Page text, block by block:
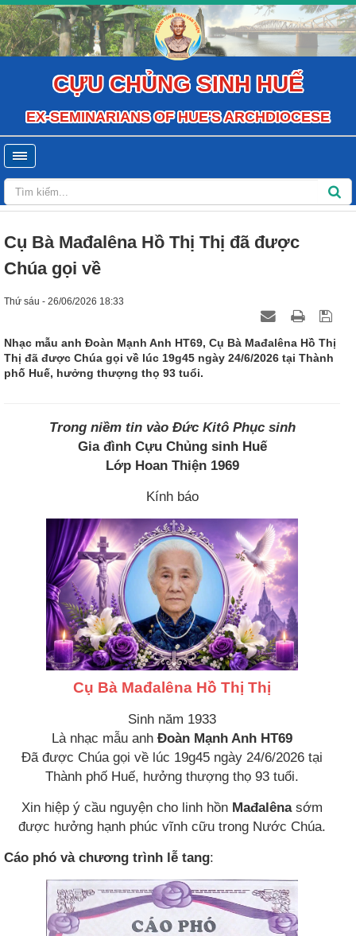
CỰU CHỦNG SINH HUẾ
EX-SEMINARIANS OF HUE'S ARCHDIOCESE
Cụ Bà Mađalêna Hồ Thị Thị đã được
Chúa gọi về
Thứ sáu - 26/06/2026 18:33
Nhạc mẫu anh Đoàn Mạnh Anh HT69, Cụ Bà Mađalêna Hồ Thị
Thị đã được Chúa gọi về lúc 19g45 ngày 24/6/2026 tại Thành
phố Huế, hưởng thượng thọ 93 tuổi.
Trong niềm tin vào Đức Kitô Phục sinh
Gia đình Cựu Chủng sinh Huế
Lớp Hoan Thiện 1969
Kính báo
Cụ Bà Mađalêna Hồ Thị Thị
Sinh năm 1933
Là nhạc mẫu anh Đoàn Mạnh Anh HT69
Đã được Chúa gọi về lúc 19g45 ngày 24/6/2026 tại
Thành phố Huế, hưởng thượng thọ 93 tuổi.
Xin hiệp ý cầu nguyện cho linh hồn Mađalênasớm
được hưởng hạnh phúc vĩnh cữu trong Nước Chúa.
Cáo phó và chương trình lễ tang: